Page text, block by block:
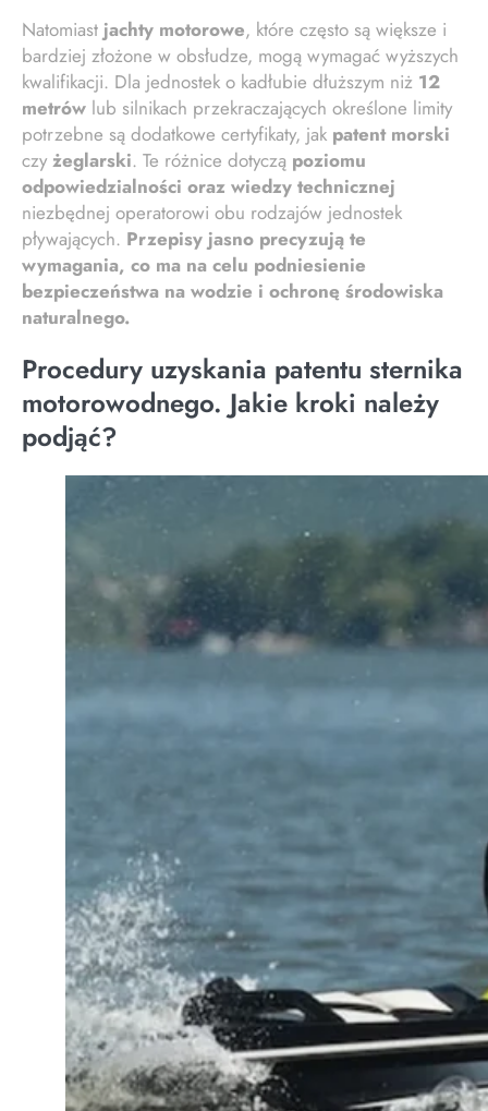
Natomiast jachty motorowe, które często są większe i
bardziej złożone w obsłudze, mogą wymagać wyższych
kwalifikacji. Dla jednostek o kadłubie dłuższym niż 12
metrów lub silnikach przekraczających określone limity
potrzebne są dodatkowe certyfikaty, jak patent morski
czy żeglarski. Te różnice dotyczą poziomu
odpowiedzialności oraz wiedzy technicznej
niezbędnej operatorowi obu rodzajów jednostek
pływających. Przepisy jasno precyzują te
wymagania, co ma na celu podniesienie
bezpieczeństwa na wodzie i ochronę środowiska
naturalnego.
Procedury uzyskania patentu sternika
motorowodnego. Jakie kroki należy
podjąć?